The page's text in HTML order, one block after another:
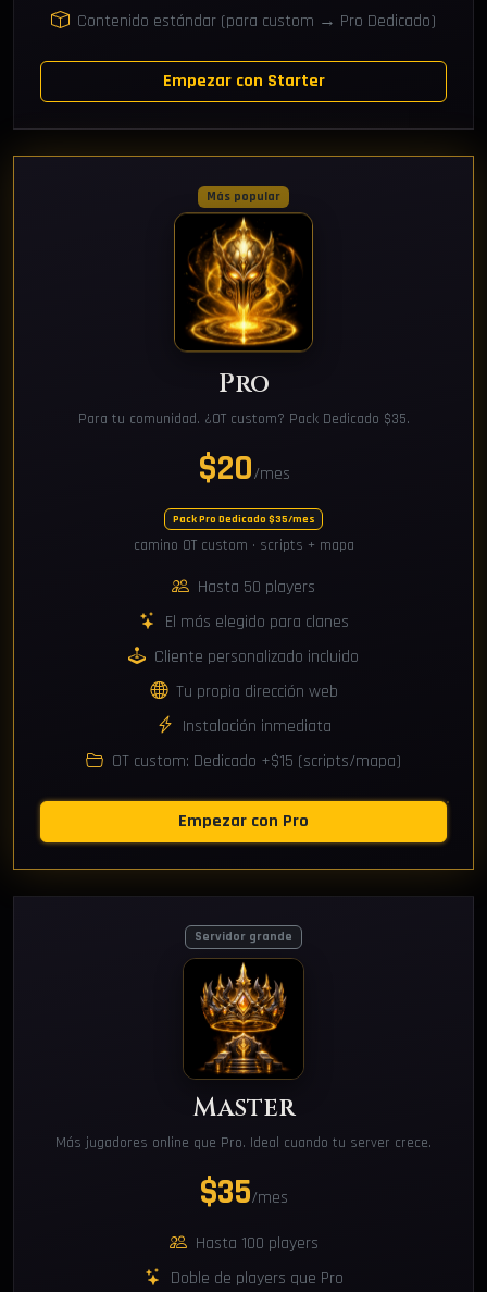
Contenido estándar (para custom → Pro Dedicado)
Empezar con Starter
Más popular
Pro
Para tu comunidad. ¿OT custom? Pack Dedicado $35.
$20/mes
Pack Pro Dedicado $35/mes
camino OT custom · scripts + mapa
Hasta 50 players
El más elegido para clanes
Cliente personalizado incluido
Tu propia dirección web
Instalación inmediata
OT custom: Dedicado +$15 (scripts/mapa)
Empezar con Pro
Servidor grande
Master
Más jugadores online que Pro. Ideal cuando tu server crece.
$35/mes
Hasta 100 players
Doble de players que Pro